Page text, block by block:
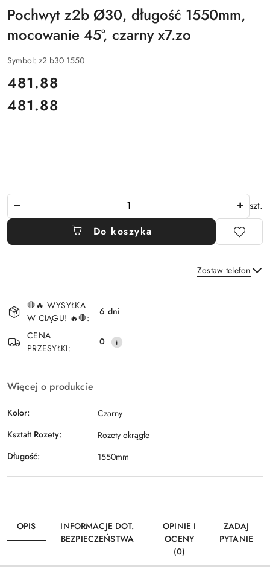
Pochwyt z2b Ø30, długość 1550mm,
mocowanie 45°, czarny x7.zo
Symbol: z2 b30 1550
cena:
481.88
Cena:
481.88
szt.
Do koszyka
Zostaw telefon
Dostępność
i
dostawa
🛑🔥 WYSYŁKA
W CIĄGU! 🔥🛑:
6 dni
CENA
PRZESYŁKI:
0
Więcej o produkcie
Kolor:
Czarny
Kształt Rozety:
Rozety okrągłe
Długość:
1550mm
OPIS
INFORMACJE DOT.
BEZPIECZEŃSTWA
OPINIE I
OCENY
(0)
ZADAJ
PYTANIE